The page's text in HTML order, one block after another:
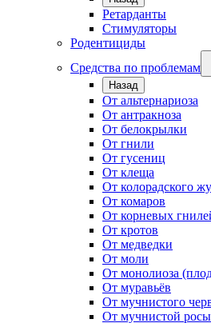
Ретарданты
Стимуляторы
Родентициды
Средства по проблемам
Назад
От альтернариоза
От антракноза
От белокрылки
От гнили
От гусениц
От клеща
От колорадского
От комаров
От корневых
От кротов
От медведки
От моли
От монолиоза
От муравьёв
От мучнистого
От мучнистой росы